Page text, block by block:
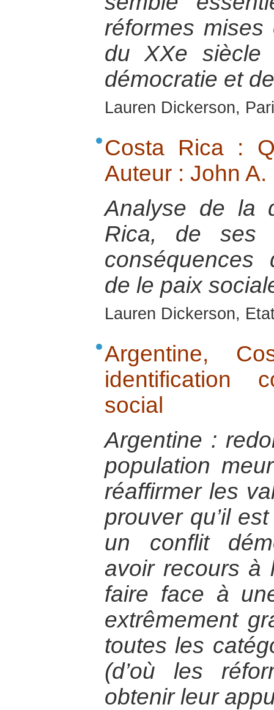
réformes
du XXe
démocratie et
Lauren Dickerson,
Costa Rica :
Auteur : John A.
Analyse de la
Rica, de ses
conséquences
de le paix
Lauren Dickerson,
Argentine,
identification
social
Argentine :
population
réaffirmer les
prouver qu’il
un conflit
avoir recours à
faire face à
extrêmement
toutes les
(d’où les
obtenir leur